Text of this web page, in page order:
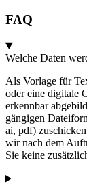
FAQ
Welche Daten
Als Vorlage für
oder eine digitale
erkennbar
gängigen
ai, pdf)
wir nach dem
Sie keine